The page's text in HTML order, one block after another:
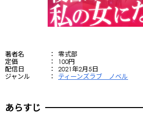
著者名
零式部
定価
100円
配信日
2021年2月5日
ジャンル
ティーンズラブ ノベル
あらすじ